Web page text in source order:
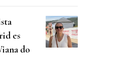
es
do